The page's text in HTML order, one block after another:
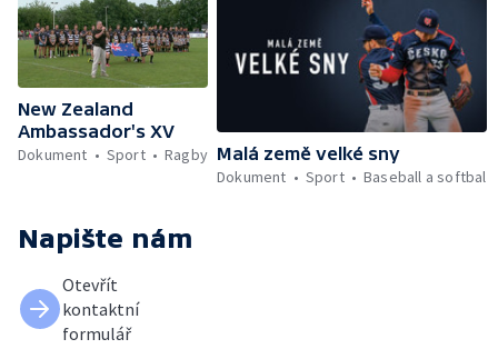
New Zealand
Ambassador's XV
Dokument
Sport Ragby Malá země velké sny
Dokument
Sport Baseball a softbal
Napište nám
Otevřít
kontaktní
formulář